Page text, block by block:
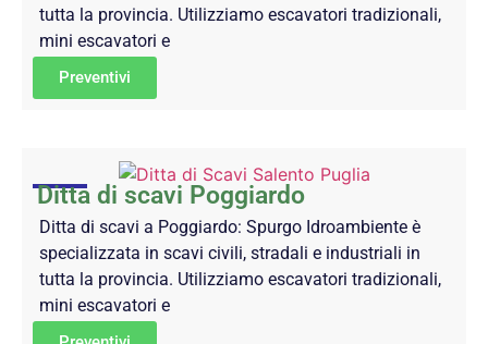
tutta la provincia. Utilizziamo escavatori tradizionali,
mini escavatori e
Preventivi
Ditta di scavi Poggiardo
Ditta di scavi a Poggiardo: Spurgo Idroambiente è
specializzata in scavi civili, stradali e industriali in
tutta la provincia. Utilizziamo escavatori tradizionali,
mini escavatori e